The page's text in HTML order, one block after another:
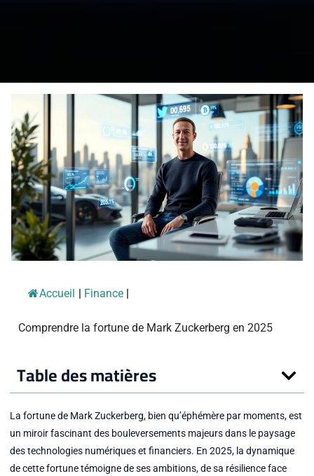
Accueil | Finance |
Comprendre la fortune de Mark Zuckerberg en 2025
Table des matières
La fortune de Mark Zuckerberg, bien qu’éphémère par moments, est
un miroir fascinant des bouleversements majeurs dans le paysage
des technologies numériques et financiers. En 2025, la dynamique
de cette fortune témoigne de ses ambitions, de sa résilience face